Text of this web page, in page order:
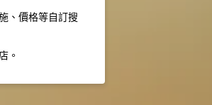
、價格等自訂搜
。